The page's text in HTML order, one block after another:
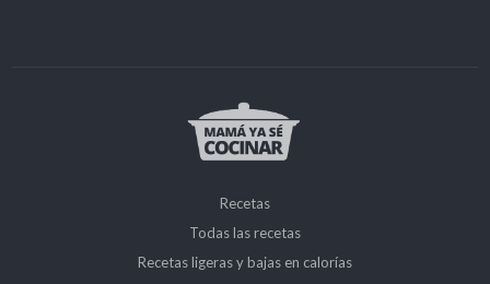
Recetas
Todas las recetas
Recetas ligeras y bajas en calorías